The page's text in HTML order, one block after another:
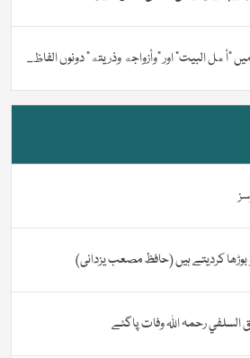
البيت” اور “وأزواجه وذريته” دونوں الفاظ...
کردیتے ہیں (حافظ مصعب یزدانی)
السلفي رحمہ اللہ وفات پاگئے